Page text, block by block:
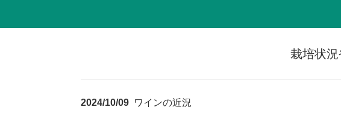
栽培状
2024/10/09 ワインの近況